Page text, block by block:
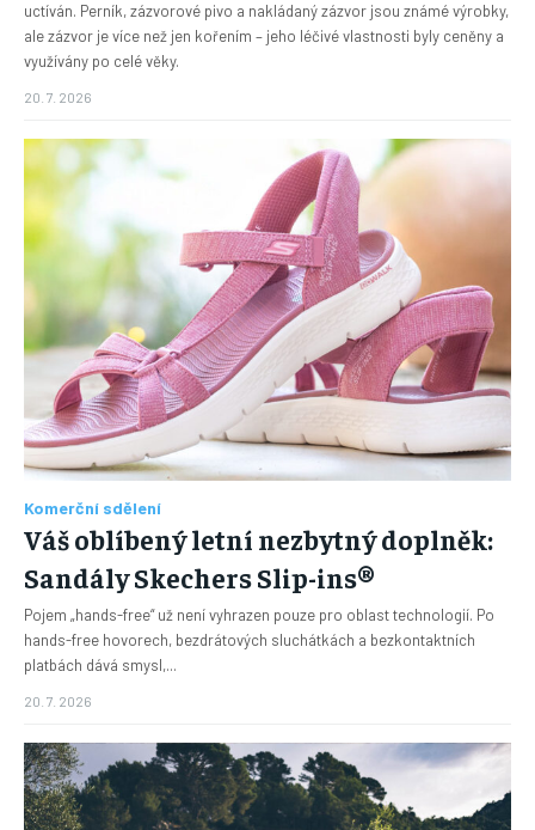
uctíván. Perník, zázvorové pivo a nakládaný zázvor jsou známé výrobky,
ale zázvor je více než jen kořením – jeho léčivé vlastnosti byly ceněny a
využívány po celé věky.
20. 7. 2026
Komerční sdělení
Váš oblíbený letní nezbytný doplněk:
Sandály Skechers Slip-ins®
Pojem „hands-free“ už není vyhrazen pouze pro oblast technologií. Po
hands-free hovorech, bezdrátových sluchátkách a bezkontaktních
platbách dává smysl,...
20. 7. 2026